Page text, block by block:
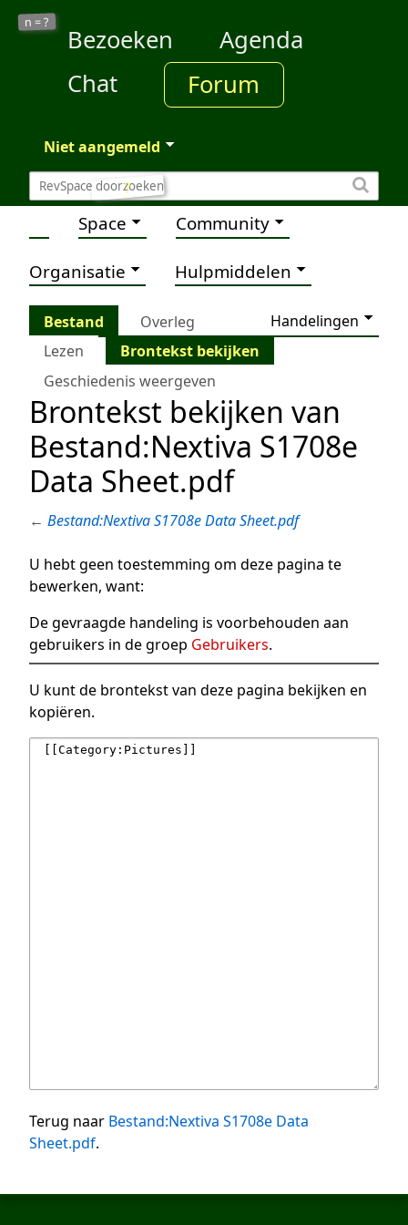
?
n =?
Bezoeken
Agenda
Chat
Forum
Niet aangemeld
Space Community
Organisatie Hulpmiddelen
Bestand Overleg
Handelingen
Lezen
Brontekst bekijken
Geschiedenis weergeven
Brontekst bekijken van
Bestand:Nextiva S1708e
Data Sheet.pdf
← Bestand:Nextiva S1708e Data Sheet.pdf
U hebt geen toestemming om deze pagina te
bewerken, want:
De gevraagde handeling is voorbehouden aan
gebruikers in de groep Gebruikers.
U kunt de brontekst van deze pagina bekijken en
kopiëren.
Terug naar Bestand:Nextiva S1708e Data
Sheet.pdf.